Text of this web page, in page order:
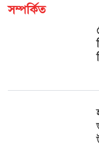
সম্পর্কিত